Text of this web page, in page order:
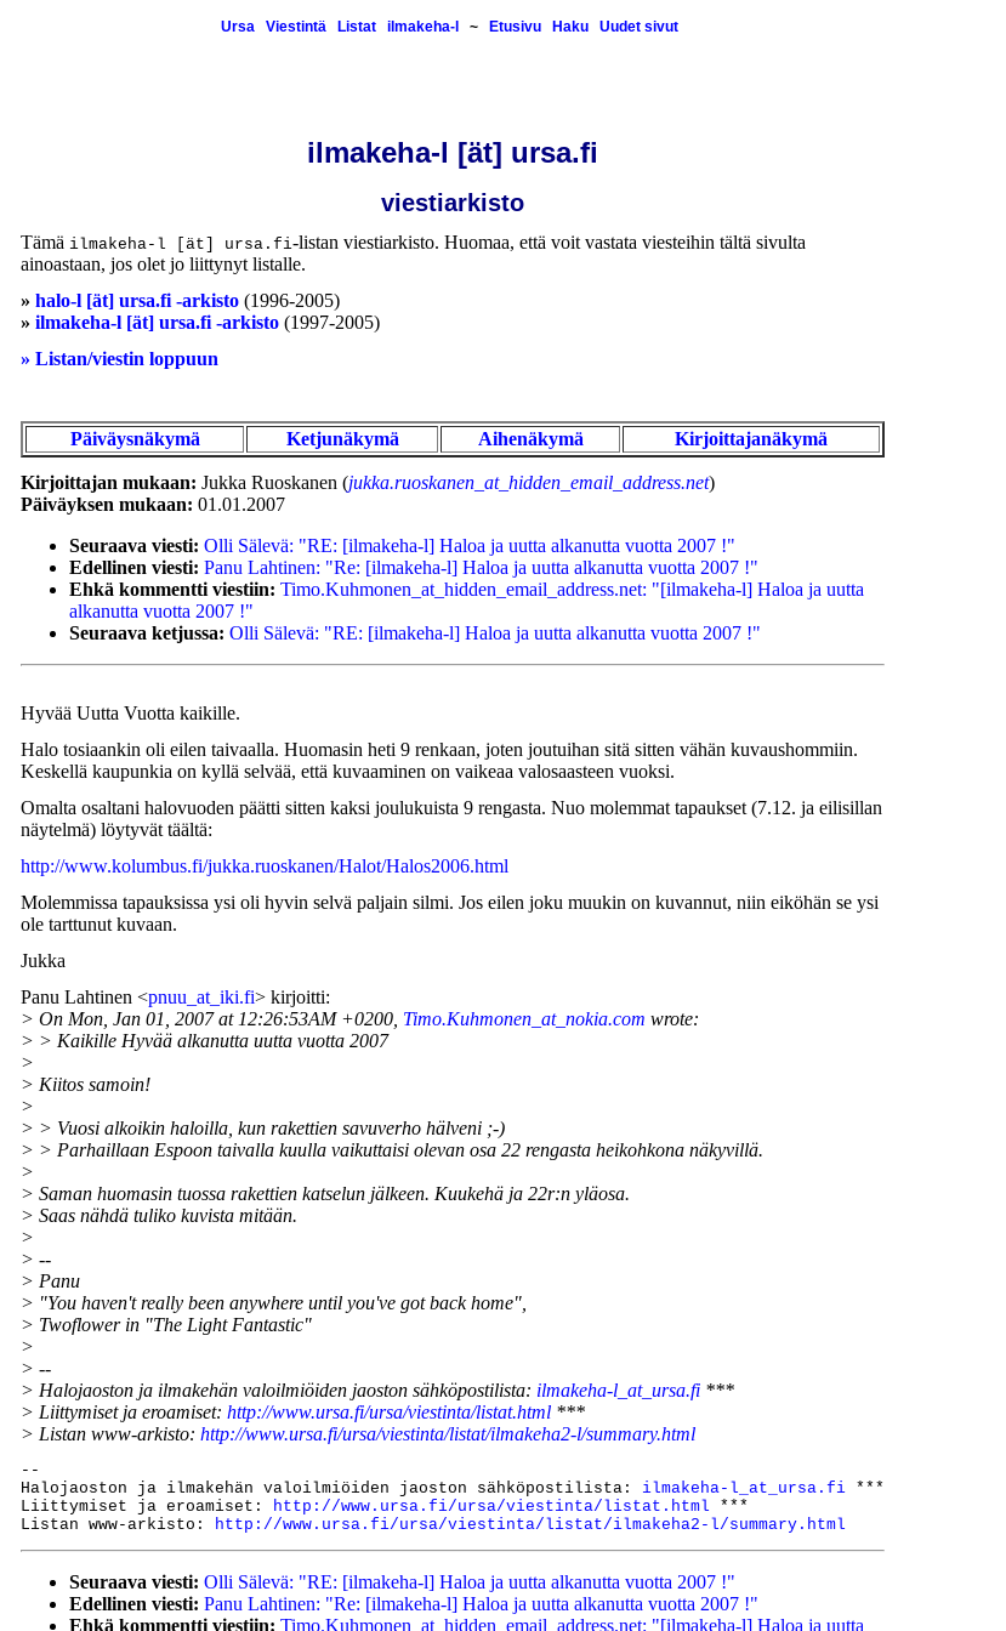
Ursa Viestintä Listat ilmakeha-l ~ Etusivu Haku Uudet sivut
ilmakeha-l [ät] ursa.fi
viestiarkisto
Tämä ilmakeha-l [ät] ursa.fi-listan viestiarkisto. Huomaa, että voit vastata viesteihin tältä sivulta
ainoastaan, jos olet jo liittynyt listalle.
» halo-l [ät] ursa.fi -arkisto (1996-2005)
» ilmakeha-l [ät] ursa.fi -arkisto (1997-2005)
» Listan/viestin loppuun
Päiväysnäkymä Ketjunäkymä Aihenäkymä Kirjoittajanäkymä
Kirjoittajan mukaan: Jukka Ruoskanen (jukka.ruoskanen_at_hidden_email_address.net)
Päiväyksen mukaan: 01.01.2007
Seuraava viesti: Olli Sälevä: "RE: [ilmakeha-l] Haloa ja uutta alkanutta vuotta 2007 !"
Edellinen viesti: Panu Lahtinen: "Re: [ilmakeha-l] Haloa ja uutta alkanutta vuotta 2007 !"
Ehkä kommentti viestiin: Timo.Kuhmonen_at_hidden_email_address.net: "[ilmakeha-l] Haloa ja uutta
alkanutta vuotta 2007 !"
Seuraava ketjussa: Olli Sälevä: "RE: [ilmakeha-l] Haloa ja uutta alkanutta vuotta 2007 !"
Hyvää Uutta Vuotta kaikille.
Halo tosiaankin oli eilen taivaalla. Huomasin heti 9 renkaan, joten joutuihan sitä sitten vähän kuvaushommiin.
Keskellä kaupunkia on kyllä selvää, että kuvaaminen on vaikeaa valosaasteen vuoksi.
Omalta osaltani halovuoden päätti sitten kaksi joulukuista 9 rengasta. Nuo molemmat tapaukset (7.12. ja eilisillan
näytelmä) löytyvät täältä:
http://www.kolumbus.fi/jukka.ruoskanen/Halot/Halos2006.html
Molemmissa tapauksissa ysi oli hyvin selvä paljain silmi. Jos eilen joku muukin on kuvannut, niin eiköhän se ysi
ole tarttunut kuvaan.
Jukka
Panu Lahtinen <pnuu_at_iki.fi> kirjoitti:
> On Mon, Jan 01, 2007 at 12:26:53AM +0200, Timo.Kuhmonen_at_nokia.com wrote:
> > Kaikille Hyvää alkanutta uutta vuotta 2007
>
> Kiitos samoin!
>
> > Vuosi alkoikin haloilla, kun rakettien savuverho hälveni ;-)
> > Parhaillaan Espoon taivalla kuulla vaikuttaisi olevan osa 22 rengasta heikohkona näkyvillä.
>
> Saman huomasin tuossa rakettien katselun jälkeen. Kuukehä ja 22r:n yläosa.
> Saas nähdä tuliko kuvista mitään.
>
> --
> Panu
> "You haven't really been anywhere until you've got back home",
> Twoflower in "The Light Fantastic"
>
> --
> Halojaoston ja ilmakehän valoilmiöiden jaoston sähköpostilista: ilmakeha-l_at_ursa.fi ***
> Liittymiset ja eroamiset: http://www.ursa.fi/ursa/viestinta/listat.html ***
> Listan www-arkisto: http://www.ursa.fi/ursa/viestinta/listat/ilmakeha2-l/summary.html
--
Halojaoston ja ilmakehän valoilmiöiden jaoston sähköpostilista: ilmakeha-l_at_ursa.fi ***
Liittymiset ja eroamiset:
http://www.ursa.fi/ursa/viestinta/listat.html ***
Listan www-arkisto:
http://www.ursa.fi/ursa/viestinta/listat/ilmakeha2-l/summary.html
Seuraava viesti: Olli Sälevä: "RE: [ilmakeha-l] Haloa ja uutta alkanutta vuotta 2007 !"
Edellinen viesti: Panu Lahtinen: "Re: [ilmakeha-l] Haloa ja uutta alkanutta vuotta 2007 !"
Ehkä kommentti viestiin: Timo.Kuhmonen_at_hidden_email_address.net: "[ilmakeha-l] Haloa ja uutta